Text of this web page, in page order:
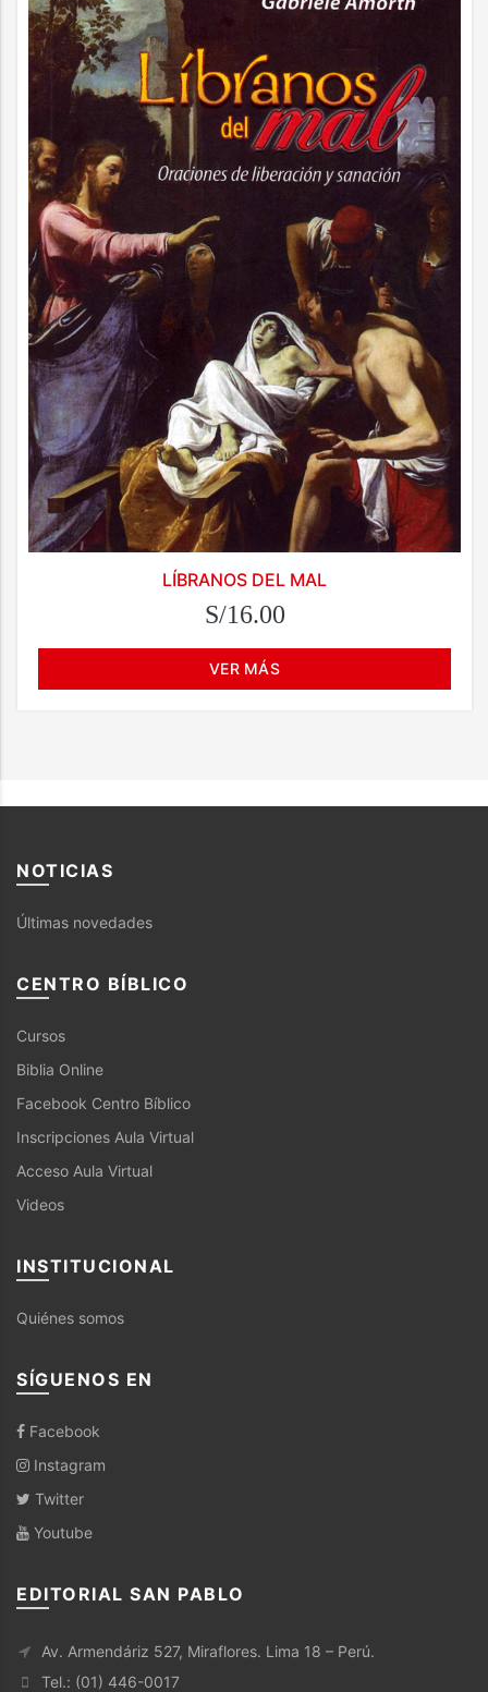
LÍBRANOS DEL MAL
S/16.00
VER MÁS
NOTICIAS
Últimas novedades
CENTRO BÍBLICO
Cursos
Biblia Online
Facebook Centro Bíblico
Inscripciones Aula Virtual
Acceso Aula Virtual
Videos
INSTITUCIONAL
Quiénes somos
SÍGUENOS EN
Facebook
Instagram
Twitter
Youtube
EDITORIAL SAN PABLO
Av. Armendáriz 527, Miraflores. Lima 18 – Perú.
Tel.: (01) 446-0017